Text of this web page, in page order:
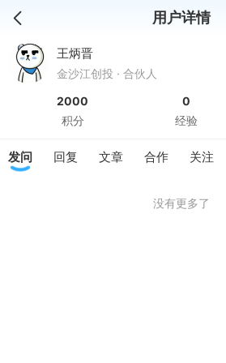
用户详情
王炳晋
金沙江创投 · 合伙人
2000
积分
0
经验
发问 回复 文章 合作 关注
没有更多了